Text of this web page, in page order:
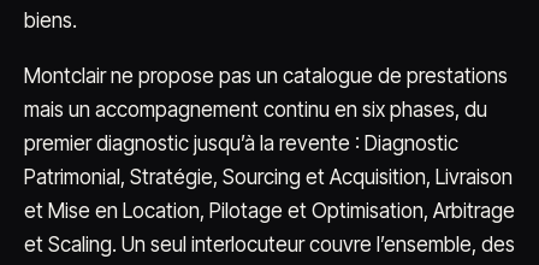
biens.
Montclair ne propose pas un catalogue de prestations
mais un accompagnement continu en six phases, du
premier diagnostic jusqu’à la revente : Diagnostic
Patrimonial, Stratégie, Sourcing et Acquisition, Livraison
et Mise en Location, Pilotage et Optimisation, Arbitrage
et Scaling. Un seul interlocuteur couvre l’ensemble, des